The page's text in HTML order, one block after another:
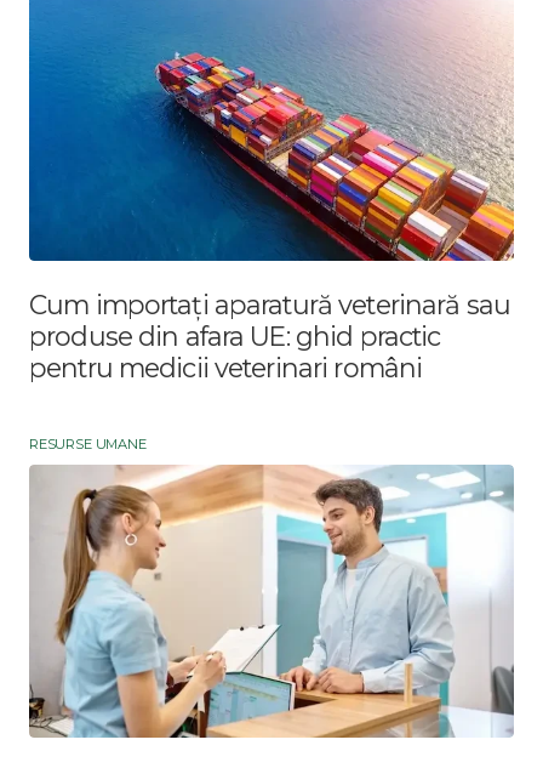
Cum importați aparatură veterinară sau
produse din afara UE: ghid practic
pentru medicii veterinari români
RESURSE UMANE